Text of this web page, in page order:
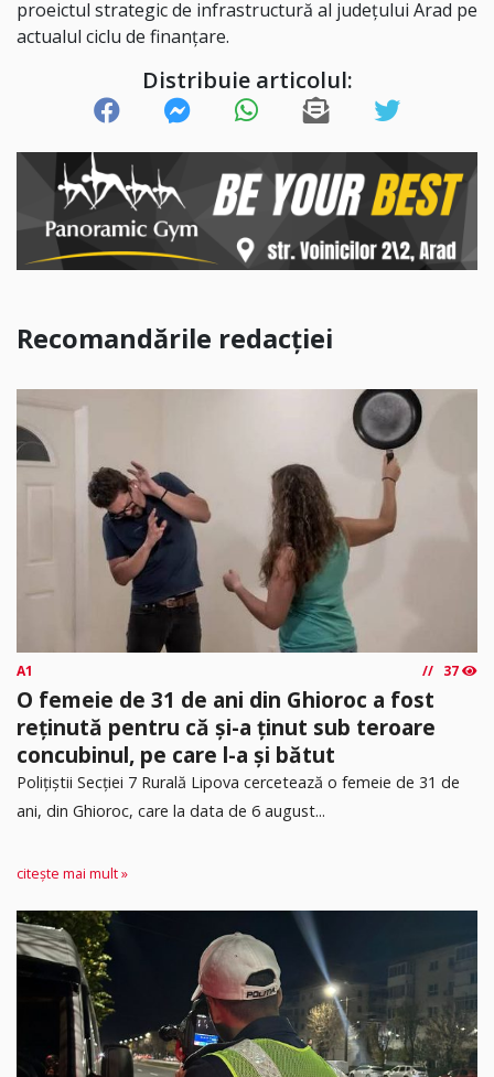
proeictul strategic de infrastructură al județului Arad pe
actualul ciclu de finanțare.
Distribuie articolul:
Recomandările redacției
A1 37
O femeie de 31 de ani din Ghioroc a fost
reținută pentru că și-a ținut sub teroare
concubinul, pe care l-a și bătut
​Polițiștii Secției 7 Rurală Lipova cercetează o femeie de 31 de
ani, din Ghioroc, care la data de 6 august...
citește mai mult »